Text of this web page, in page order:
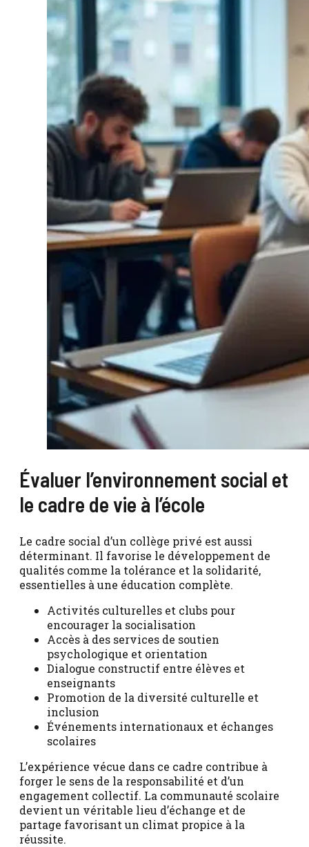
Évaluer l’environnement social et
le cadre de vie à l’école
Le cadre social d’un collège privé est aussi
déterminant. Il favorise le développement de
qualités comme la tolérance et la solidarité,
essentielles à une éducation complète.
Activités culturelles et clubs pour
encourager la socialisation
Accès à des services de soutien
psychologique et orientation
Dialogue constructif entre élèves et
enseignants
Promotion de la diversité culturelle et
inclusion
Événements internationaux et échanges
scolaires
L’expérience vécue dans ce cadre contribue à
forger le sens de la responsabilité et d’un
engagement collectif. La communauté scolaire
devient un véritable lieu d’échange et de
partage favorisant un climat propice à la
réussite.